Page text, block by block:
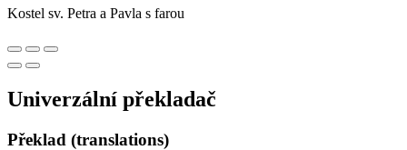
Kostel sv. Petra a Pavla s farou
Univerzální překladač
Překlad (translations)